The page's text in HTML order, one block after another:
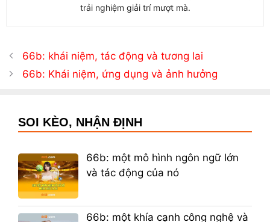
trải nghiệm giải trí mượt mà.
66b: khái niệm, tác động và tương lai
66b: Khái niệm, ứng dụng và ảnh hưởng
SOI KÈO, NHẬN ĐỊNH
66b: một mô hình ngôn ngữ lớn
và tác động của nó
66b: một khía cạnh công nghệ và